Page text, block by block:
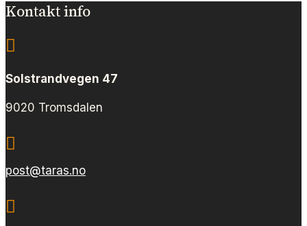
Kontakt info

Solstrandvegen 47
9020 Tromsdalen

post@taras.no
